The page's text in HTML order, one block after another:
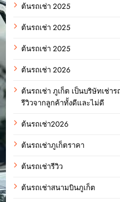
ต้นรถเช่า 2025
ต้นรถเช่า 2025
ต้นรถเช่า 2025
ต้นรถเช่า 2026
ต้นรถเช่า ภูเก็ต เป็นบริษัทเช่า
รีวิวจากลูกค้าทั้งดีและไม่ดี
ต้นรถเช่า2026
ต้นรถเช่าภูเก็ตราคา
ต้นรถเช่ารีวิว
ต้นรถเช่าสนามบินภูเก็ต